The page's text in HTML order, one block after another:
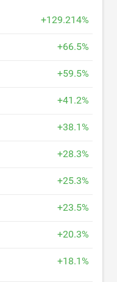
+129.214%
+66.5%
+59.5%
+41.2%
+38.1%
+28.3%
+25.3%
+23.5%
+20.3%
+18.1%